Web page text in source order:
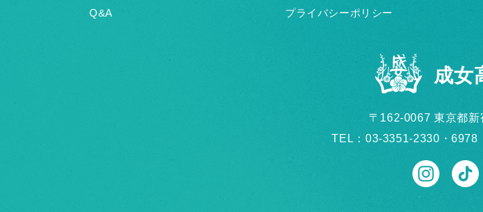
Q&A
プライバシーポリシー
成女
〒162-0067 東京都
TEL：03-3351-2330・